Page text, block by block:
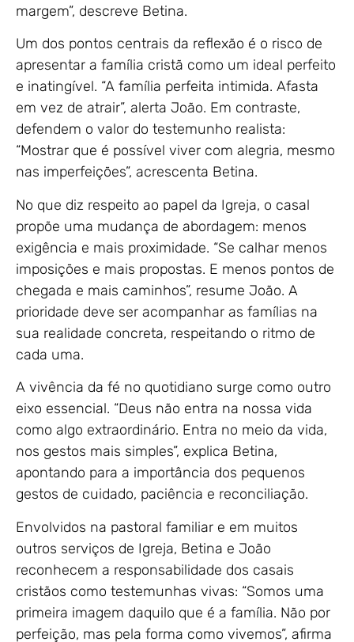
margem”, descreve Betina.
Um dos pontos centrais da reflexão é o risco de
apresentar a família cristã como um ideal perfeito
e inatingível. “A família perfeita intimida. Afasta
em vez de atrair”, alerta João. Em contraste,
defendem o valor do testemunho realista:
“Mostrar que é possível viver com alegria, mesmo
nas imperfeições”, acrescenta Betina.
No que diz respeito ao papel da Igreja, o casal
propõe uma mudança de abordagem: menos
exigência e mais proximidade. “Se calhar menos
imposições e mais propostas. E menos pontos de
chegada e mais caminhos”, resume João. A
prioridade deve ser acompanhar as famílias na
sua realidade concreta, respeitando o ritmo de
cada uma.
A vivência da fé no quotidiano surge como outro
eixo essencial. “Deus não entra na nossa vida
como algo extraordinário. Entra no meio da vida,
nos gestos mais simples”, explica Betina,
apontando para a importância dos pequenos
gestos de cuidado, paciência e reconciliação.
Envolvidos na pastoral familiar e em muitos
outros serviços de Igreja, Betina e João
reconhecem a responsabilidade dos casais
cristãos como testemunhas vivas: “Somos uma
primeira imagem daquilo que é a família. Não por
perfeição, mas pela forma como vivemos”, afirma